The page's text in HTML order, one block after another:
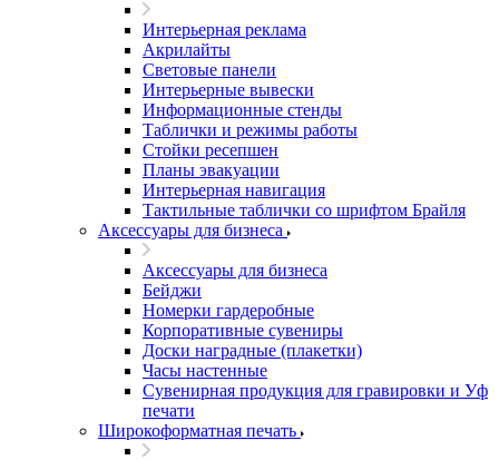
Интерьерная реклама
Акрилайты
Световые панели
Интерьерные вывески
Информационные стенды
Таблички и режимы работы
Стойки ресепшен
Планы эвакуации
Интерьерная навигация
Тактильные таблички со шрифтом Брайля
Аксессуары для бизнеса
Аксессуары для бизнеса
Бейджи
Номерки гардеробные
Корпоративные сувениры
Доски наградные (плакетки)
Часы настенные
Сувенирная продукция для гравировки и Уф
печати
Широкоформатная печать